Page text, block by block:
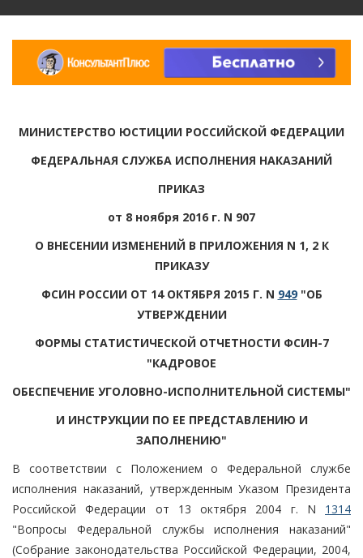
МИНИСТЕРСТВО ЮСТИЦИИ РОССИЙСКОЙ ФЕДЕРАЦИИ
ФЕДЕРАЛЬНАЯ СЛУЖБА ИСПОЛНЕНИЯ НАКАЗАНИЙ
ПРИКАЗ
от 8 ноября 2016 г. N 907
О ВНЕСЕНИИ ИЗМЕНЕНИЙ В ПРИЛОЖЕНИЯ N 1, 2 К
ПРИКАЗУ
ФСИН РОССИИ ОТ 14 ОКТЯБРЯ 2015 Г. N 949"ОБ
УТВЕРЖДЕНИИ
ФОРМЫ СТАТИСТИЧЕСКОЙ ОТЧЕТНОСТИ ФСИН-7
"КАДРОВОЕ
ОБЕСПЕЧЕНИЕ УГОЛОВНО-ИСПОЛНИТЕЛЬНОЙ СИСТЕМЫ"
И ИНСТРУКЦИИ ПО ЕЕ ПРЕДСТАВЛЕНИЮ И
ЗАПОЛНЕНИЮ"
В соответствии с Положением о Федеральной службе
исполнения наказаний, утвержденным Указом Президента
Российской Федерации от 13 октября 2004 г. N 1314
"Вопросы Федеральной службы исполнения наказаний"
(Собрание законодательства Российской Федерации, 2004,